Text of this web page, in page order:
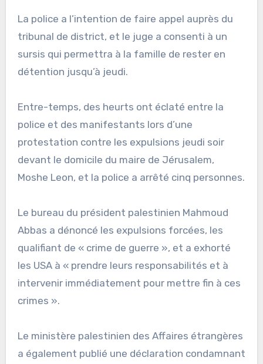
La police a l’intention de faire appel auprès du
tribunal de district, et le juge a consenti à un
sursis qui permettra à la famille de rester en
détention jusqu’à jeudi.
Entre-temps, des heurts ont éclaté entre la
police et des manifestants lors d’une
protestation contre les expulsions jeudi soir
devant le domicile du maire de Jérusalem,
Moshe Leon, et la police a arrêté cinq personnes.
Le bureau du président palestinien Mahmoud
Abbas a dénoncé les expulsions forcées, les
qualifiant de « crime de guerre », et a exhorté
les USA à « prendre leurs responsabilités et à
intervenir immédiatement pour mettre fin à ces
crimes ».
Le ministère palestinien des Affaires étrangères
a également publié une déclaration condamnant